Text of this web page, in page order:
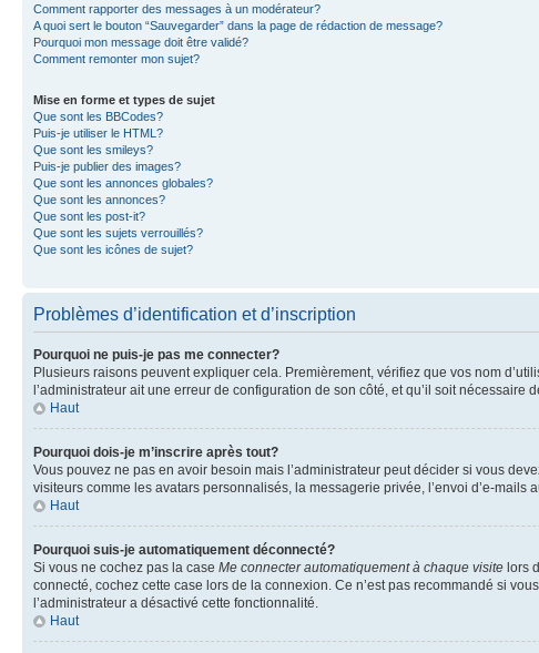
Comment rapporter des messages à un modérateur?
A quoi sert le bouton “Sauvegarder” dans la page de rédaction de message?
Pourquoi mon message doit être validé?
Comment remonter mon sujet?
Mise en forme et types de sujet
Que sont les BBCodes?
Puis-je utiliser le HTML?
Que sont les smileys?
Puis-je publier des images?
Que sont les annonces globales?
Que sont les annonces?
Que sont les post-it?
Que sont les sujets verrouillés?
Que sont les icônes de sujet?
Problèmes d’identification et d’inscription
Pourquoi ne puis-je pas me connecter?
Plusieurs raisons peuvent expliquer cela. Premièrement, vérifiez que vos nom
l’administrateur ait une erreur de configuration de son côté, et qu’il soit nécessaire
Haut
Pourquoi dois-je m’inscrire après tout?
Vous pouvez ne pas en avoir besoin mais l’administrateur peut décider si vous
visiteurs comme les avatars personnalisés, la messagerie privée, l’envoi d’e-
Haut
Pourquoi suis-je automatiquement déconnecté?
Si vous ne cochez pas la case Me connecter automatiquement à chaque visite lors
connecté, cochez cette case lors de la connexion. Ce n’est pas recommandé si
l’administrateur a désactivé cette fonctionnalité.
Haut